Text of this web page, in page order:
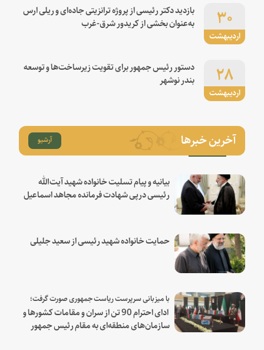
اردیبهشت
۳۰
بازدید دکتر رئیسی از پروژه ترانزیتی جاده‌ای و ریلی ارس
به‌عنوان بخشی از کریدور شرق-غرب
اردیبهشت
۲۸
دستور رئیس جمهور برای تقویت زیرساخت‌ها و توسعه
بندر نوشهر
آخرین خبرها آرشیو
بیانیه و پیام تسلیت خانواده شهید آیت‌الله
رئیسی درپی شهادت فرمانده مجاهد اسماعیل
حمایت خانواده شهید رئیسی از سعید جلیلی
با میزبانی سرپرست ریاست جمهوری صورت گرفت؛
ادای احترام 90 تن از سران و مقامات کشورها و
سازمان‌های منطقه‌ای به مقام رئیس جمهور